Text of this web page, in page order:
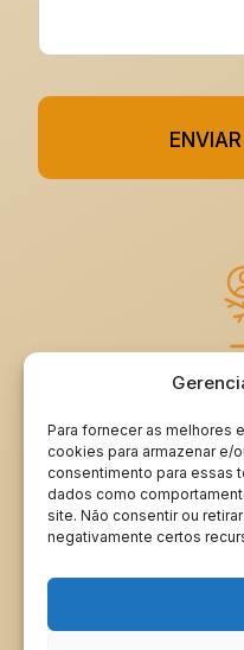
Para fornecer as melhores
cookies para armazenar e/
consentimento para essas
dados como
site. Não consentir ou
negativamente certos
ASSINE MEU
Minha
Todos os